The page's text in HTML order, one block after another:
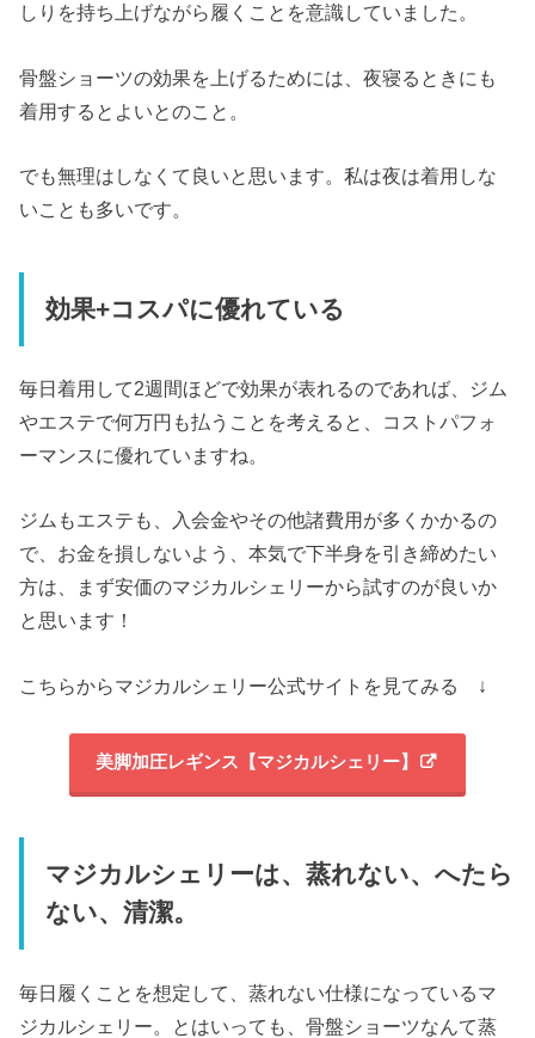
しりを持ち上げながら履くことを意識していました。
骨盤ショーツの効果を上げるためには、夜寝るときにも
着用するとよいとのこと。
でも無理はしなくて良いと思います。私は夜は着用しな
いことも多いです。
効果+コスパに優れている
毎日着用して2週間ほどで効果が表れるのであれば、ジム
やエステで何万円も払うことを考えると、コストパフォ
ーマンスに優れていますね。
ジムもエステも、入会金やその他諸費用が多くかかるの
で、お金を損しないよう、本気で下半身を引き締めたい
方は、まず安価のマジカルシェリーから試すのが良いか
と思います！
こちらからマジカルシェリー公式サイトを見てみる ↓
美脚加圧レギンス【マジカルシェリー】
マジカルシェリーは、蒸れない、へたら
ない、清潔。
毎日履くことを想定して、蒸れない仕様になっているマ
ジカルシェリー。とはいっても、骨盤ショーツなんて蒸